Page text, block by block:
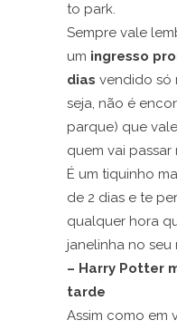
to park.
Sempre vale
um ingresso
dias vendido só
seja, não é
parque) que
quem vai
É um tiquinho
de 2 dias e te
qualquer hora
janelinha no seu
– Harry Potter
tarde
Assim como em